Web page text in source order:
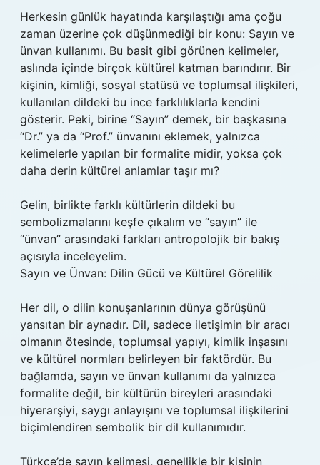
Herkesin günlük hayatında karşılaştığı ama çoğu
zaman üzerine çok düşünmediği bir konu: Sayın ve
ünvan kullanımı. Bu basit gibi görünen kelimeler,
aslında içinde birçok kültürel katman barındırır. Bir
kişinin, kimliği, sosyal statüsü ve toplumsal ilişkileri,
kullanılan dildeki bu ince farklılıklarla kendini
gösterir. Peki, birine “Sayın” demek, bir başkasına
“Dr.” ya da “Prof.” ünvanını eklemek, yalnızca
kelimelerle yapılan bir formalite midir, yoksa çok
daha derin kültürel anlamlar taşır mı?
Gelin, birlikte farklı kültürlerin dildeki bu
sembolizmalarını keşfe çıkalım ve “sayın” ile
“ünvan” arasındaki farkları antropolojik bir bakış
açısıyla inceleyelim.
Sayın ve Ünvan: Dilin Gücü ve Kültürel Görelilik
Her dil, o dilin konuşanlarının dünya görüşünü
yansıtan bir aynadır. Dil, sadece iletişimin bir aracı
olmanın ötesinde, toplumsal yapıyı, kimlik inşasını
ve kültürel normları belirleyen bir faktördür. Bu
bağlamda, sayın ve ünvan kullanımı da yalnızca
formalite değil, bir kültürün bireyleri arasındaki
hiyerarşiyi, saygı anlayışını ve toplumsal ilişkilerini
biçimlendiren sembolik bir dil kullanımıdır.
Türkçe’de sayın kelimesi, genellikle bir kişinin